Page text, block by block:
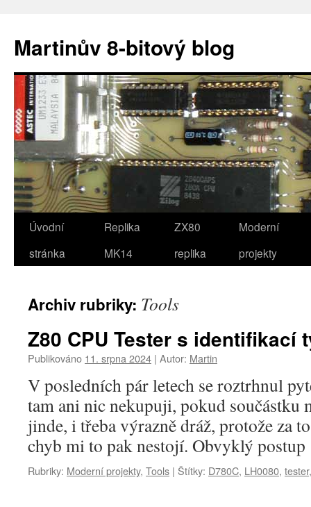
obsahu
webu
Martinův 8-bitový blog
Úvodní
stránka
Replika
MK14
ZX80
replika
Moderní
projekty
Archiv rubriky: Tools
Z80 CPU Tester s identifikací
Publikováno 11. srpna 2024 | Autor: Martin
V posledních pár letech se roztrhnul
tam ani nic nekupuji, pokud součástku
jinde, i třeba výrazně dráž, protože za
chyb mi to pak nestojí. Obvyklý
Rubriky: Moderní projekty, Tools | Štítky: D780C, LH0080, tester